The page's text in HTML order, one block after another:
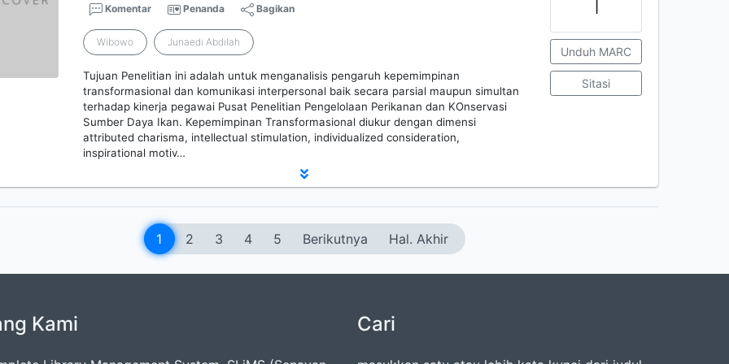
Komentar Penanda Bagikan
Wibowo Junaedi Abdilah
Tujuan Penelitian ini adalah untuk menganalisis pengaruh kepemimpinan
transformasional dan komunikasi interpersonal baik secara parsial maupun simultan
terhadap kinerja pegawai Pusat Penelitian Pengelolaan Perikanan dan KOnservasi
Sumber Daya Ikan. Kepemimpinan Transformasional diukur dengan dimensi
attributed charisma, intellectual stimulation, individualized consideration,
inspirational motiv…
Unduh MARC
Sitasi
1 2 3 4 5 Berikutnya Hal. Akhir
Kami Cari